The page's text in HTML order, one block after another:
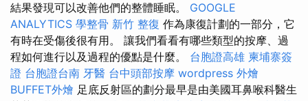
結果發現可以改善他們的整體睡眠。 GOOGLE
ANALYTICS 學整骨 新竹 整復 作為康復計劃的一部分，它
有時在受傷後很有用。 讓我們看看有哪些類型的按摩、過
程如何進行以及過程的優點是什麼。 台胞證高雄 柬埔寨簽
證 台胞證台南 牙醫 台中頭部按摩 wordpress 外燴
BUFFET外燴 足底反射區的劃分最早是由美國耳鼻喉科醫生